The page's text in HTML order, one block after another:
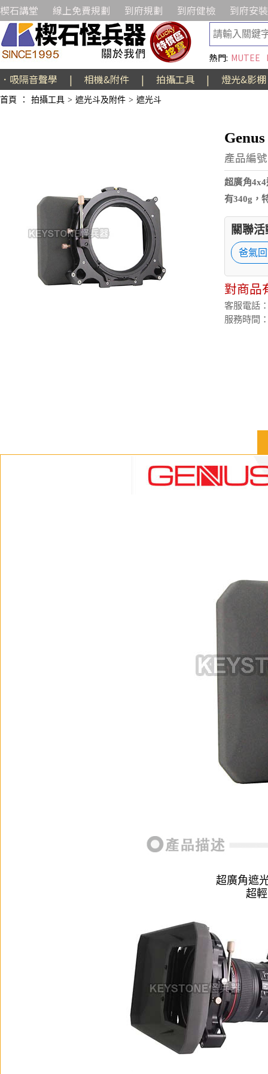
楔石講堂 線上免費規劃 到府規劃 到府健檢 到府安裝
熱門: MUTEE
．吸隔音聲學 | 相機&附件 | 拍攝工具 | 燈光&影棚
首頁 ： 拍攝工具 > 遮光斗及附件 > 遮光斗
產品編
超廣角
有340g，
關聯
爸氣
對商品
客服電話
服務時間
超廣角遮
超